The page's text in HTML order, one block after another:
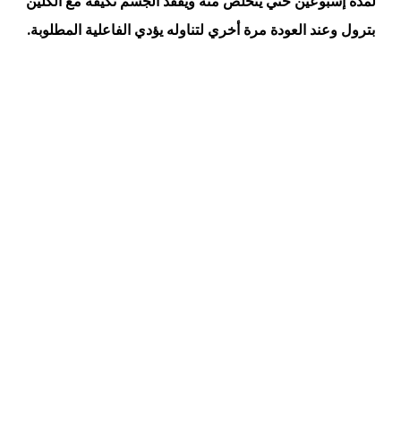
بترول وعند العودة مرة أخري لتناوله يؤدي الفاعلية المطلوبة.